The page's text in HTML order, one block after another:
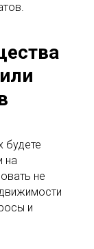
будете
на
не
и